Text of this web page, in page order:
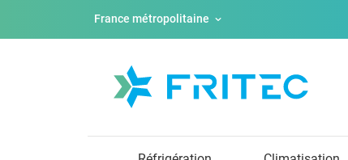
France métropolitaine